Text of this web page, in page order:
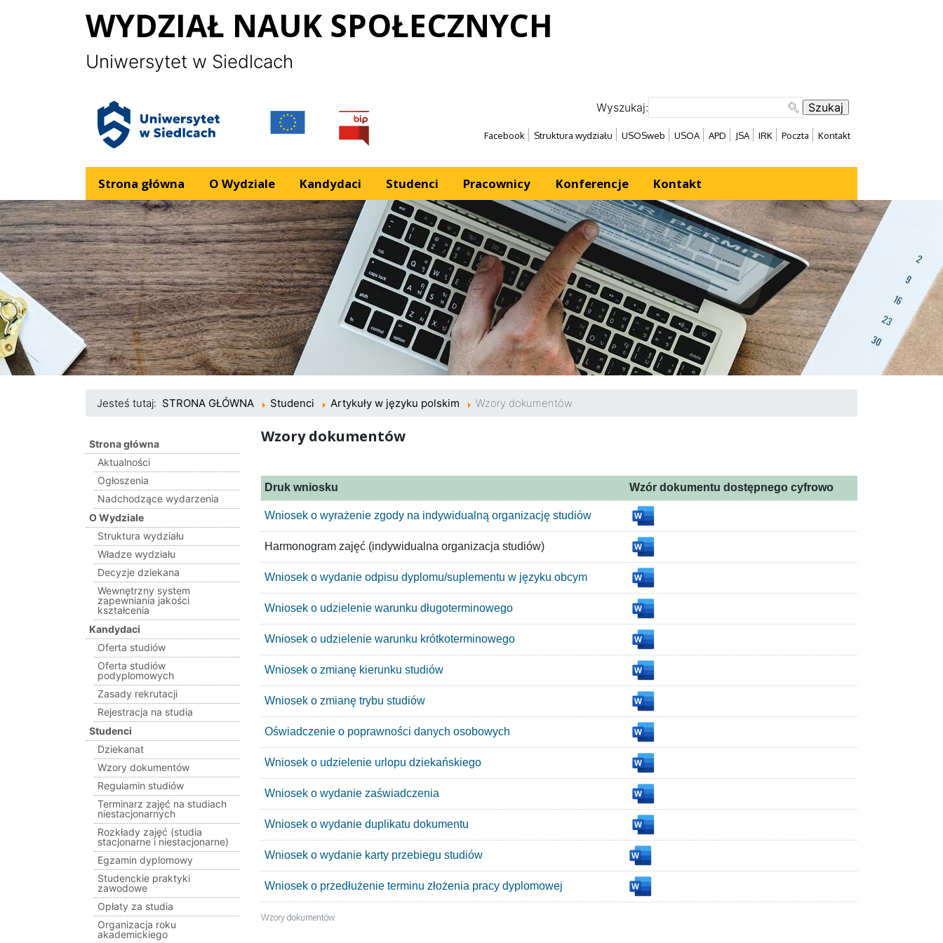
WYDZIAŁ NAUK SPOŁECZNYCH
Uniwersytet w Siedlcach
Wyszukaj:
Facebook Struktura wydziału USOSweb USOA APD JSA IRK Poczta Kontakt
Erasmus
Strona główna O Wydziale Kandydaci Studenci Pracownicy Konferencje Kontakt
Jesteś tutaj: STRONA GŁÓWNA Studenci Artykuły w języku polskim Wzory dokumentów
Strona główna
Aktualności
Ogłoszenia
Nadchodzące wydarzenia
O Wydziale
Struktura wydziału
Władze wydziału
Decyzje dziekana
Wewnętrzny system
zapewniania jakości
kształcenia
Kandydaci
Oferta studiów
Oferta studiów
podyplomowych
Zasady rekrutacji
Rejestracja na studia
Studenci
Dziekanat
Wzory dokumentów
Regulamin studiów
Terminarz zajęć na studiach
niestacjonarnych
Rozkłady zajęć (studia
stacjonarne i niestacjonarne)
Egzamin dyplomowy
Studenckie praktyki
zawodowe
Opłaty za studia
Organizacja roku
akademickiego
Wzory dokumentów
Wzory dokumentów
Druk wniosku Wzór dokumentu dostępnego cyfrowo
Wniosek o wyrażenie zgody na indywidualną organizację studiów
Harmonogram zajęć (indywidualna organizacja studiów)
Wniosek o wydanie odpisu dyplomu/suplementu w języku obcym
Wniosek o udzielenie warunku długoterminowego
Wniosek o udzielenie warunku krótkoterminowego
Wniosek o zmianę kierunku studiów
Wniosek o zmianę trybu studiów
Oświadczenie o poprawności danych osobowych
Wniosek o udzielenie urlopu dziekańskiego
Wniosek o wydanie zaświadczenia
Wniosek o wydanie duplikatu dokumentu
Wniosek o wydanie karty przebiegu studiów
Wniosek o przedłużenie terminu złożenia pracy dyplomowej